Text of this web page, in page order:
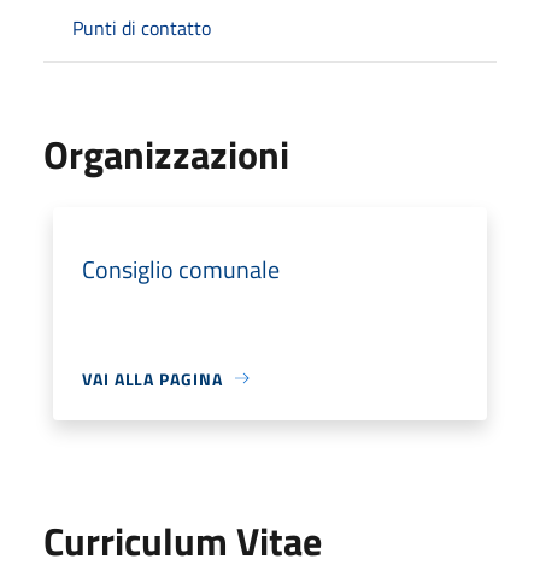
Punti di contatto
Organizzazioni
Consiglio comunale
VAI ALLA PAGINA
Curriculum Vitae